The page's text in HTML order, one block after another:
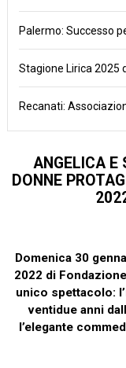
Palermo: Successo
Stagione Lirica 2025
Recanati:
ANGELICA E
DONNE
Domenica 30
2022 di
unico spettacolo:
ventidue anni
l’elegante